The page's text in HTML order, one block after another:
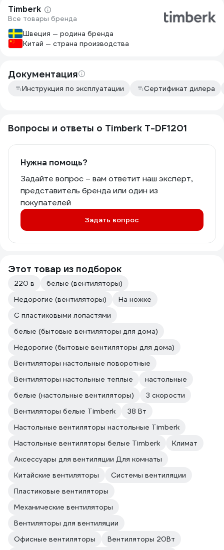
бесшумности и речи нет. Для меня
дует избыточно сильно даже на 1
скорости, буду пробовать добавить
диммер, в идеале снизить обороты до
300. Про дешевый пластик даже
там нормальные подшипники, но после
пары капель масла вал вращаться
стал немного лучше. Другой
Timberk
Все товары бренда
Швеция — родина бренда
Китай — страна производства
Документация
Инструкция по эксплуатации Сертификат дилера
Вопросы и ответы о Timberk T-DF1201
Нужна помощь?
Задайте вопрос – вам ответит наш эксперт,
представитель бренда или один из
покупателей
Задать вопрос
Этот товар из подборок
220 в
белые (вентиляторы)
Недорогие (вентиляторы)
На ножке
С пластиковыми лопастями
белые (бытовые вентиляторы для дома)
Недорогие (бытовые вентиляторы для дома)
Вентиляторы настольные поворотные
Вентиляторы настольные теплые
настольные
белые (настольные вентиляторы)
3 скорости
Вентиляторы белые Timberk
38 Вт
Настольные вентиляторы настольные Timberk
Настольные вентиляторы белые Timberk
Климат
Аксессуары для вентиляции Для комнаты
Китайские вентиляторы
Системы вентиляции
Пластиковые вентиляторы
Механические вентиляторы
Вентиляторы для вентиляции
Офисные вентиляторы
Вентиляторы 20Вт